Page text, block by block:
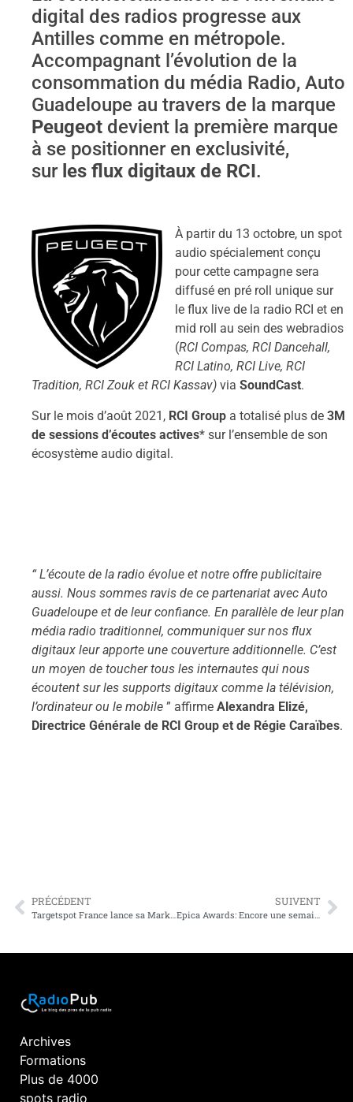
digital des radios progresse aux
Antilles comme en métropole.
Accompagnant l’évolution de la
consommation du média Radio, Auto
Guadeloupe au travers de la marque
Peugeot devient la première marque
à se positionner en exclusivité,
sur les flux digitaux de RCI.
À partir du 13 octobre, un spot
audio spécialement conçu
pour cette campagne sera
diffusé en pré roll unique sur
le flux live de la radio RCI et en
mid roll au sein des webradios
(RCI Compas, RCI Dancehall,
RCI Latino, RCI Live, RCI
Tradition, RCI Zouk et RCI Kassav) via SoundCast.
Sur le mois d’août 2021, RCI Group a totalisé plus de 3M
de sessions d’écoutes actives* sur l’ensemble de son
écosystème audio digital.
“ L’écoute de la radio évolue et notre offre publicitaire
aussi. Nous sommes ravis de ce partenariat avec Auto
Guadeloupe et de leur confiance. En parallèle de leur plan
média radio traditionnel, communiquer sur nos flux
digitaux leur apporte une couverture additionnelle. C’est
un moyen de toucher tous les internautes qui nous
écoutent sur les supports digitaux comme la télévision,
l’ordinateur ou le mobile ” affirme Alexandra Elizé,
Directrice Générale de RCI Group et de Régie Caraïbes.
PRÉCÉDENT SUIVENT
Archives
Formations
Plus de 4000
spots radio